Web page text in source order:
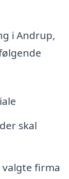
i Andrup,
skal
firma